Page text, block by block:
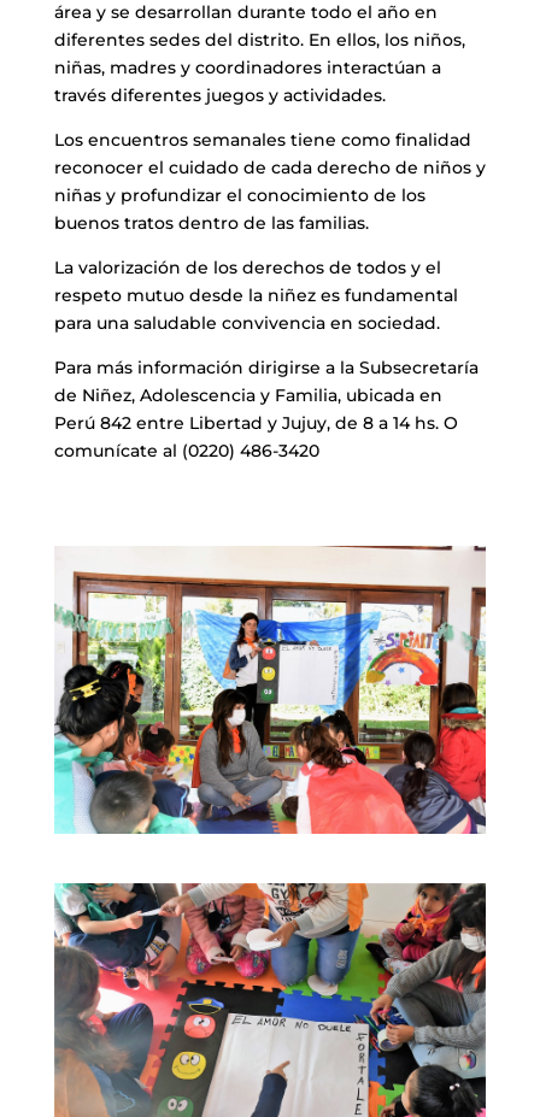
área y se desarrollan durante todo el año en
diferentes sedes del distrito. En ellos, los niños,
niñas, madres y coordinadores interactúan a
través diferentes juegos y actividades.
Los encuentros semanales tiene como finalidad
reconocer el cuidado de cada derecho de niños y
niñas y profundizar el conocimiento de los
buenos tratos dentro de las familias.
La valorización de los derechos de todos y el
respeto mutuo desde la niñez es fundamental
para una saludable convivencia en sociedad.
Para más información dirigirse a la Subsecretaría
de Niñez, Adolescencia y Familia, ubicada en
Perú 842 entre Libertad y Jujuy, de 8 a 14 hs. O
comunícate al (0220) 486-3420